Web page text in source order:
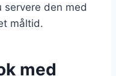
den med
måltid.
med